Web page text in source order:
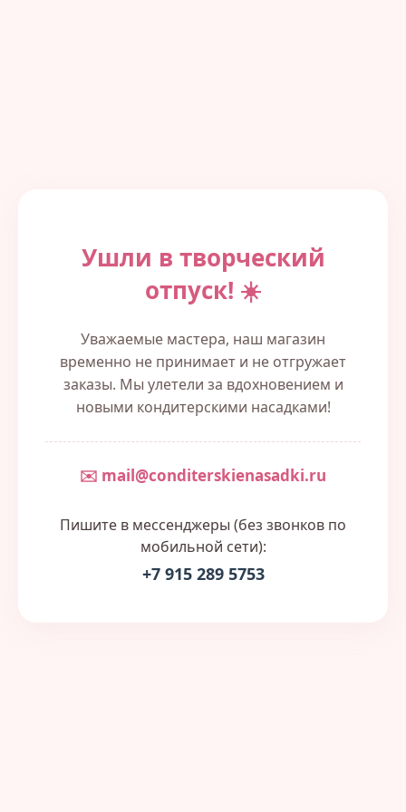
Ушли в творческий
отпуск! ☀️
Уважаемые мастера, наш магазин
временно не принимает и не отгружает
заказы. Мы улетели за вдохновением и
новыми кондитерскими насадками!
✉️ mail@conditerskienasadki.ru
Пишите в мессенджеры (без звонков по
мобильной сети):
+7 915 289 5753